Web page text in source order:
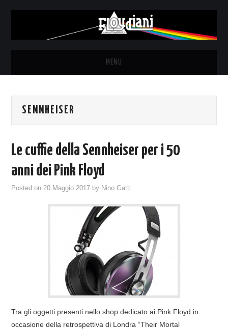
MENU
NEWS
SYD BARRETT – ALLE SOGLIE
DELL’ALBA
DISCOGRAFIA
LINKS
SENNHEISER
Le cuffie della Sennheiser per i 50
anni dei Pink Floyd
Posted on20 Maggio 2017 by Nino Gatti
Tra gli oggetti presenti nello shop dedicato ai Pink Floyd in
occasione della retrospettiva di Londra “Their Mortal